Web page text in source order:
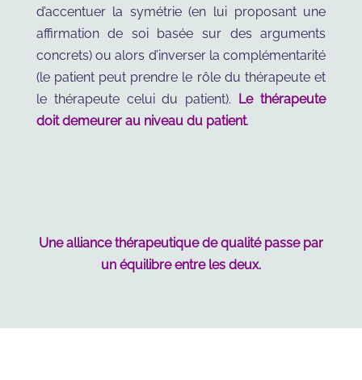
d’accentuer la symétrie (en lui proposant une
affirmation de soi basée sur des arguments
concrets) ou alors d’inverser la complémentarité
(le patient peut prendre le rôle du thérapeute et
le thérapeute celui du patient). Le thérapeute
doit demeurer au niveau du patient.
Une alliance thérapeutique de qualité passe par
un équilibre entre les deux.